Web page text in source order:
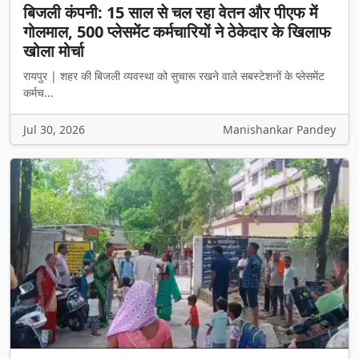
बिजली कंपनी: 15 साल से चल रहा वेतन और पीएफ में
गोलमाल, 500 प्लेसमेंट कर्मचारियों ने ठेकेदार के खिलाफ
खोला मोर्चा
रायपुर | शहर की बिजली व्यवस्था को सुचारू रखने वाले सबस्टेशनों के प्लेसमेंट
कर्मच...
Jul 30, 2026 Manishankar Pandey